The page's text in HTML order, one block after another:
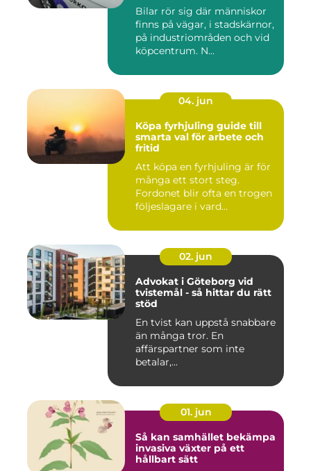
Bilar rör sig där människor
finns på vägar, i stadskärnor,
på industriområden och vid
köpcentrum. N...
04. jun
Köpa fyrhjuling guide till
smarta val för arbete och
fritid
Att köpa en fyrhjuling är för
många ett stort steg.
Fordonet blir ofta en trogen
följeslagare i vard...
02. jun
Advokat i Göteborg vid
tvistemål - så hittar du rätt
stöd
En tvist kan uppstå snabbare
än många tror. En
affärspartner som inte
betalar,...
01. jun
Så kan samhället bekämpa
invasiva växter på ett
hållbart sätt